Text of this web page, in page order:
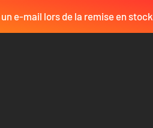
e-mail lors de la remise en stock